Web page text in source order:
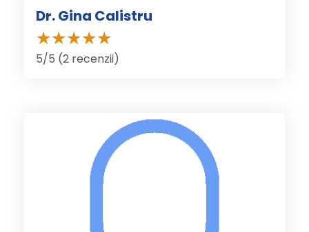
Dr. Gina Calistru
5/5 (2 recenzii)